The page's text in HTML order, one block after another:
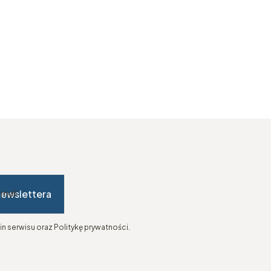
serwisu oraz Politykę prywatności.